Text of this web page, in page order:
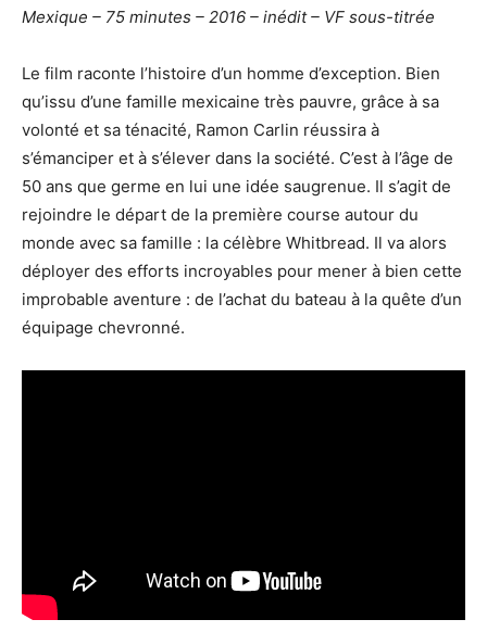
Mexique – 75 minutes – 2016 – inédit – VF sous-titrée
Le film raconte l’histoire d’un homme d’exception. Bien
qu’issu d’une famille mexicaine très pauvre, grâce à sa
volonté et sa ténacité, Ramon Carlin réussira à
s’émanciper et à s’élever dans la société. C’est à l’âge de
50 ans que germe en lui une idée saugrenue. Il s’agit de
rejoindre le départ de la première course autour du
monde avec sa famille : la célèbre Whitbread. Il va alors
déployer des efforts incroyables pour mener à bien cette
improbable aventure : de l’achat du bateau à la quête d’un
équipage chevronné.